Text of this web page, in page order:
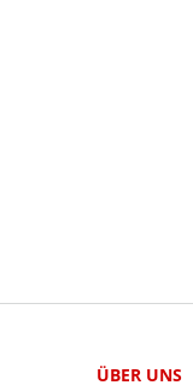
ÜBER UNS